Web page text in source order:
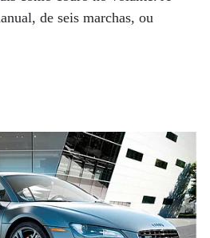
de seis marchas, ou